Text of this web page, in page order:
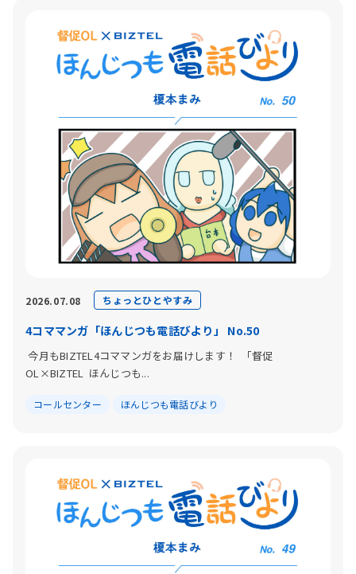
2026.07.08 ちょっとひとやすみ
4コママンガ「ほんじつも電話びより」 No.50
今月もBIZTEL4コママンガをお届けします！ 「督促
OL×BIZTEL ほんじつも...
コールセンター ほんじつも電話びより